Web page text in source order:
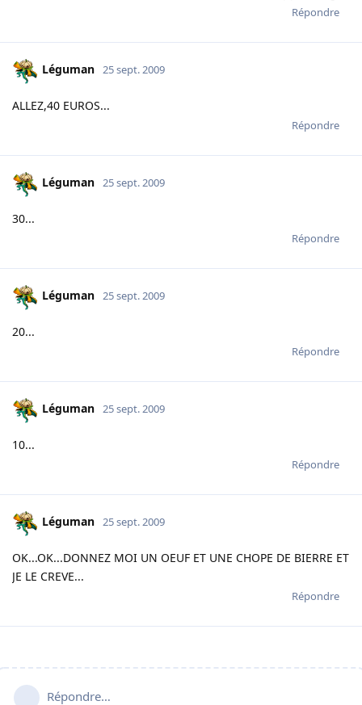
Répondre
Léguman 25 sept. 2009
ALLEZ,40 EUROS...
Répondre
Léguman 25 sept. 2009
30...
Répondre
Léguman 25 sept. 2009
20...
Répondre
Léguman 25 sept. 2009
10...
Répondre
Léguman 25 sept. 2009
OK...OK...DONNEZ MOI UN OEUF ET UNE CHOPE DE BIERRE ET
JE LE CREVE...
Répondre
Répondre…